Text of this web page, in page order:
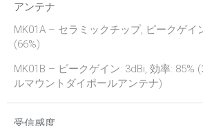
アンテナ
MK01A – セラミックチップ, ピークゲイ
(66%)
MK01B – ピークゲイン: 3dBi, 効率: 85%
ルマウントダイポールアンテナ)
受信感度